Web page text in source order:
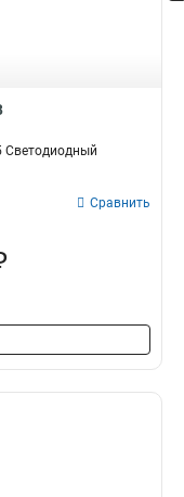
Светодиодный
Сравнить